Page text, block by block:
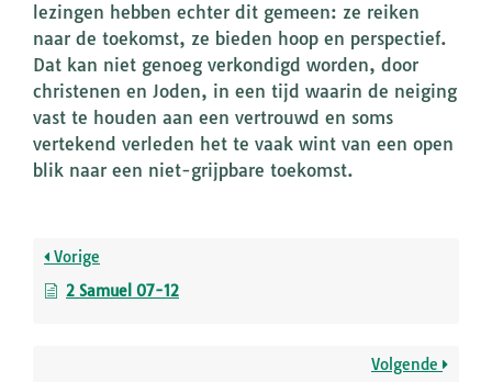
lezingen hebben echter dit gemeen: ze reiken
naar de toekomst, ze bieden hoop en perspectief.
Dat kan niet genoeg verkondigd worden, door
christenen en Joden, in een tijd waarin de neiging
vast te houden aan een vertrouwd en soms
vertekend verleden het te vaak wint van een open
blik naar een niet-grijpbare toekomst.
Vorige
2 Samuel 07-12
Volgende